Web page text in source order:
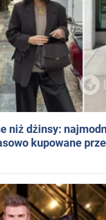
niż dżinsy:
kupowane